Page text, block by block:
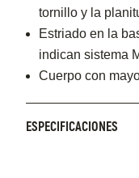
tornillo y la
Estriado en la
indican sistema
Cuerpo con
ESPECIFICACIONES